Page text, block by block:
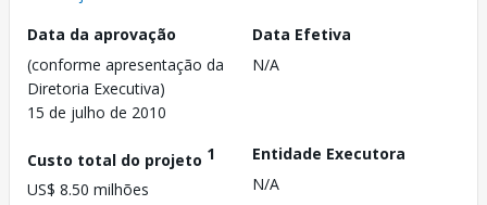
Data da aprovação
(conforme apresentação da
Diretoria Executiva)
15 de julho de 2010
Data Efetiva
N/A
Custo total do projeto 1
US$ 8.50 milhões
Entidade Executora
N/A